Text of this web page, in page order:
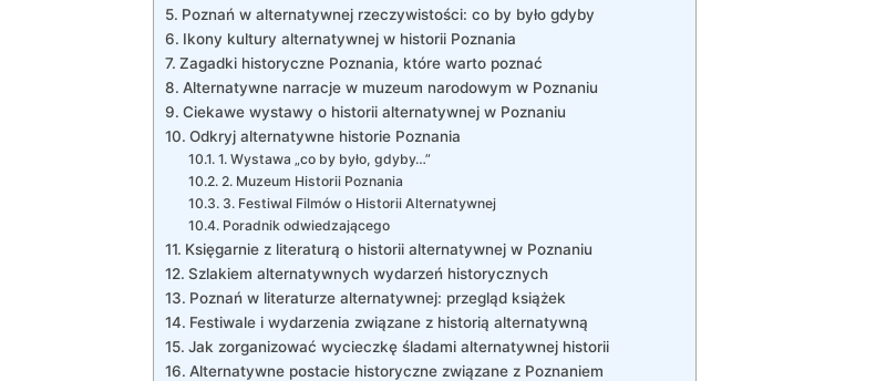
Poznań w alternatywnej rzeczywistości: co by było gdyby
Ikony kultury alternatywnej w historii Poznania
Zagadki historyczne Poznania, które warto poznać
Alternatywne narracje w muzeum narodowym w Poznaniu
Ciekawe wystawy o historii alternatywnej w Poznaniu
Odkryj alternatywne historie Poznania
1. Wystawa „co by było, gdyby…”
2. Muzeum Historii Poznania
3. Festiwal Filmów o Historii Alternatywnej
Poradnik odwiedzającego
Księgarnie z literaturą o historii alternatywnej w Poznaniu
Szlakiem alternatywnych wydarzeń historycznych
Poznań w literaturze alternatywnej: przegląd książek
Festiwale i wydarzenia związane z historią alternatywną
Jak zorganizować wycieczkę śladami alternatywnej historii
Alternatywne postacie historyczne związane z Poznaniem